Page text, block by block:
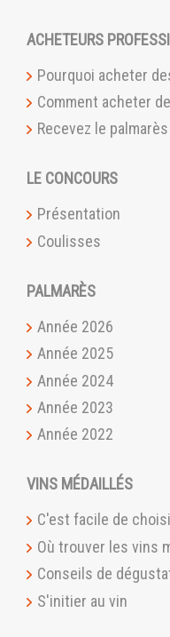
ACHETEURS
Pourquoi acheter
Comment acheter
Recevez le
LE CONCOURS
Présentation
Coulisses
PALMARÈS
Année 2026
Année 2025
Année 2024
Année 2023
Année 2022
VINS MÉDAILLÉS
C'est facile de
Où trouver les vins
Conseils de
S'initier au vin